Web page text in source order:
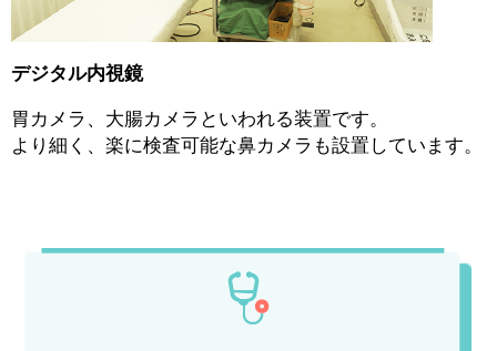
デジタル内視鏡
胃カメラ、大腸カメラといわれる装置です。
より細く、楽に検査可能な鼻カメラも設置しています。